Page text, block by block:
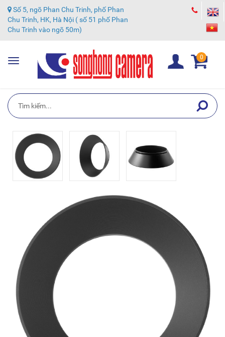
Số 5, ngõ Phan Chu Trinh, phố Phan
Chu Trinh, HK, Hà Nội ( số 51 phố Phan
Chu Trinh vào ngõ 50m)
Toggle
navigation
0